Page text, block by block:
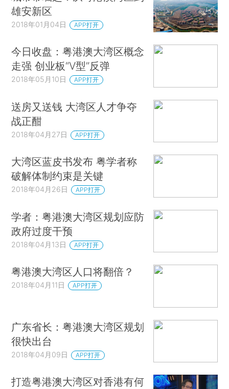
雄安新区
2018年01月04日 APP打开
今日收盘：粤港澳大湾区概念
走强 创业板“V型”反弹
2018年05月10日 APP打开
送房又送钱 大湾区人才争夺
战正酣
2018年04月27日 APP打开
大湾区蓝皮书发布 粤学者称
破解体制约束是关键
2018年04月26日 APP打开
学者：粤港澳大湾区规划应防
政府过度干预
2018年04月13日 APP打开
粤港澳大湾区人口将翻倍？
2018年04月11日 APP打开
广东省长：粤港澳大湾区规划
很快出台
2018年04月09日 APP打开
打造粤港澳大湾区对香港有何